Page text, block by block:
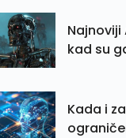
kad su
Kada i